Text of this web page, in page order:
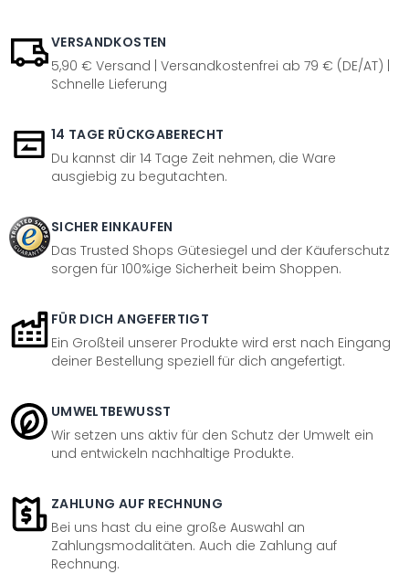
VERSANDKOSTEN
5,90 € Versand | Versandkostenfrei ab 79 € (DE/AT) |
Schnelle Lieferung
14 TAGE RÜCKGABERECHT
Du kannst dir 14 Tage Zeit nehmen, die Ware
ausgiebig zu begutachten.
SICHER EINKAUFEN
Das Trusted Shops Gütesiegel und der Käuferschutz
sorgen für 100%ige Sicherheit beim Shoppen.
FÜR DICH ANGEFERTIGT
Ein Großteil unserer Produkte wird erst nach Eingang
deiner Bestellung speziell für dich angefertigt.
UMWELTBEWUSST
Wir setzen uns aktiv für den Schutz der Umwelt ein
und entwickeln nachhaltige Produkte.
ZAHLUNG AUF RECHNUNG
Bei uns hast du eine große Auswahl an
Zahlungsmodalitäten. Auch die Zahlung auf
Rechnung.